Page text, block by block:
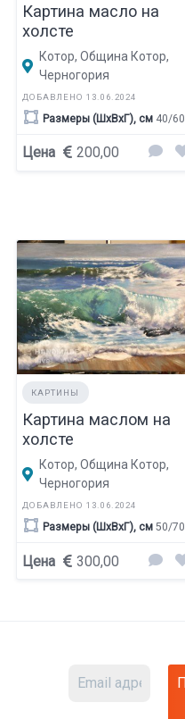
Картина масло на
холсте
Котор, Община Котор,
Черногория
ДОБАВЛЕНО 13.06.2024
Размеры (ШхВхГ), см40/60
Цена 200,00
КАРТИНЫ
Картина маслом на
холсте
Котор, Община Котор,
Черногория
ДОБАВЛЕНО 13.06.2024
Размеры (ШхВхГ), см50/70
Цена 300,00